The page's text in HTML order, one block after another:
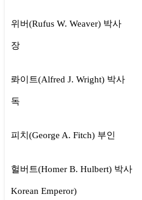
위버(Rufus W. Weaver) 박
장
롸이트(Alfred J. Wright) 박
독
피치(George A. Fitch) 부인
헐버트(Homer B. Hulbert)
Korean Emperor)